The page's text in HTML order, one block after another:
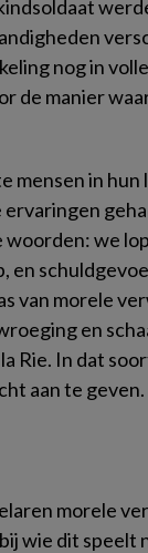
nog in
de manier
mensen in
ervaringen
we
en
van morele
en
Rie. In dat
aan te geven.
morele
wie dit